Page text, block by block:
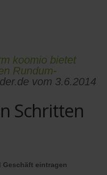
koomio bietet
Rundum-
vom 3.6.2014
Schritten
eintragen